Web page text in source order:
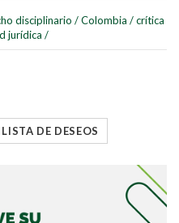
disciplinario /Colombia /crítica
jurídica /
DE DESEOS